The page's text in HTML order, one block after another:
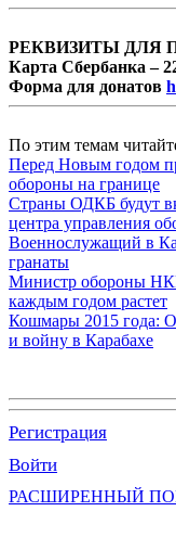
РЕКВИЗИТЫ ДЛЯ
Карта Сбербанка –
Форма для донатов
По этим темам
Перед Новым годом
обороны на границе
Страны ОДКБ будут
центра управления
Военнослужащий в
гранаты
Министр обороны
каждым годом растет
Кошмары 2015 года:
и войну в Карабахе
Регистрация
Войти
РАСШИРЕННЫЙ